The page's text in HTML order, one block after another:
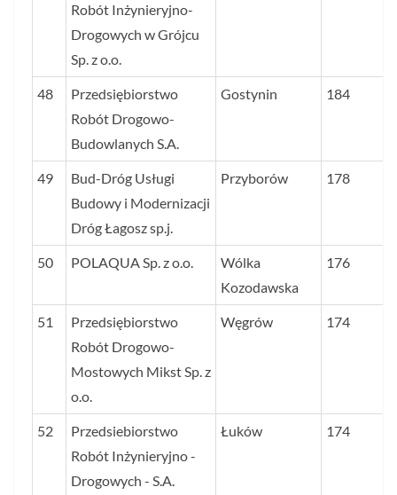
Robót Inżynieryjno-
Drogowych w Grójcu
Sp. z o.o.
48
Przedsiębiorstwo
Robót Drogowo-
Budowlanych S.A.
Gostynin 184
49
Bud-Dróg Usługi
Budowy i Modernizacji
Dróg Łagosz sp.j.
Przyborów 178
50 POLAQUA Sp. z o.o.
Wólka
Kozodawska
176
51
Przedsiębiorstwo
Robót Drogowo-
Mostowych Mikst Sp. z
o.o.
Węgrów 174
52
Przedsiebiorstwo
Robót Inżynieryjno -
Drogowych - S.A.
Łuków 174